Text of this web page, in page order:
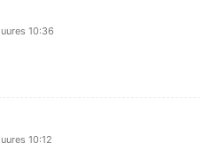
10:36
10:12